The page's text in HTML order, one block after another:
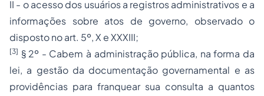
II - o acesso dos usuários a registros administrativos e a
informações sobre atos de governo, observado o
disposto no art. 5º, X e XXXIII;
[3] § 2º - Cabem à administração pública, na forma da
lei, a gestão da documentação governamental e as
providências para franquear sua consulta a quantos